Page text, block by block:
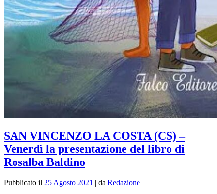
SAN VINCENZO LA COSTA (CS) –
Venerdì la presentazione del libro di
Rosalba Baldino
Pubblicato il 25 Agosto 2021 | da Redazione